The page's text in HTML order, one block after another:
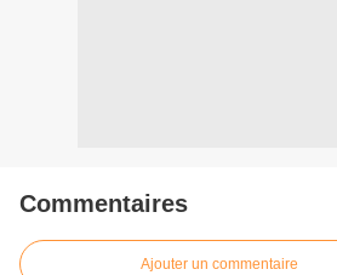
Commentaires
Ajouter un commentaire